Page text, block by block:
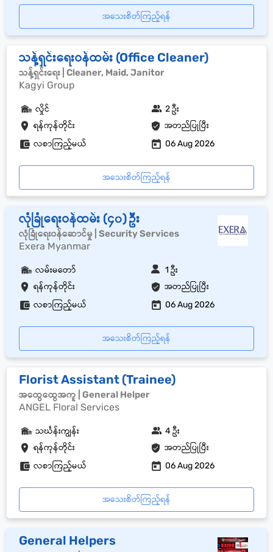
အသေးစိတ်ကြည့်ရန်
သန့်ရှင်းရေးဝန်ထမ်း (Office Cleaner)
သန့်ရှင်းရေး | Cleaner, Maid, Janitor
Kagyi Group
ရန်ကုန်တိုင်း အတည်ပြုပြီး
လှိုင် 2 ဦး
လစာကြည့်မယ် 06 Aug 2026
အသေးစိတ်ကြည့်ရန်
လုံခြုံရေးဝန်ထမ်း (၄၀) ဦး
လုံခြုံရေးဝန်ဆောင်မှု | Security Services
Exera Myanmar
ရန်ကုန်တိုင်း အတည်ပြုပြီး
လမ်းမတော် 1 ဦး
လစာကြည့်မယ် 06 Aug 2026
အသေးစိတ်ကြည့်ရန်
Florist Assistant (Trainee)
အထွေထွေအကူ | General Helper
ANGEL Floral Services
ရန်ကုန်တိုင်း အတည်ပြုပြီး
သင်္ဃန်းကျွန်း 4 ဦး
လစာကြည့်မယ် 06 Aug 2026
အသေးစိတ်ကြည့်ရန်
General Helpers